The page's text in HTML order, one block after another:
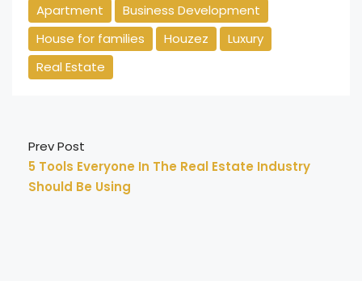
Apartment
Business Development
House for families
Houzez
Luxury
Real Estate
Prev Post
5 Tools Everyone In The Real Estate Industry
Should Be Using